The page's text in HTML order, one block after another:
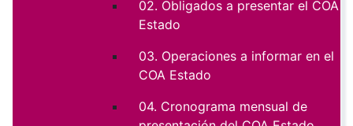
02. Obligados a presentar el COA
Estado
03. Operaciones a informar en el
COA Estado
04. Cronograma mensual de